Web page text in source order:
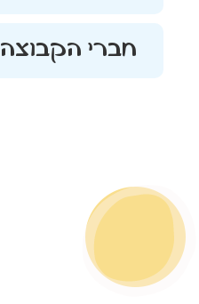
חברי הקבוצה